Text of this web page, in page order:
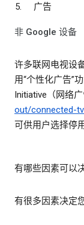
广告
非 Google 设备
许多联网电视设
用“个性化广告”
Initiative（网络
out/connected-
可供用户选择停
有哪些因素可以
有很多因素决定